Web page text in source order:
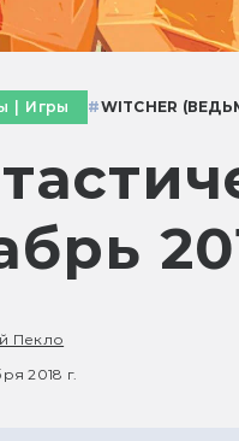
Игры #WITCHER
Пекло
2018 г.